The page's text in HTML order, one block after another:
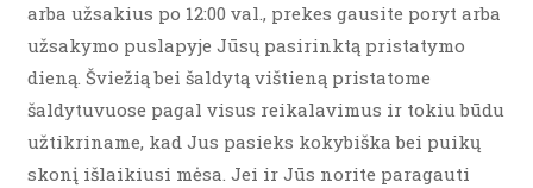
arba užsakius po 12:00 val., prekes gausite poryt arba
užsakymo puslapyje Jūsų pasirinktą pristatymo
dieną. Šviežią bei šaldytą vištieną pristatome
šaldytuvuose pagal visus reikalavimus ir tokiu būdu
užtikriname, kad Jus pasieks kokybiška bei puikų
skonį išlaikiusi mėsa. Jei ir Jūs norite paragauti